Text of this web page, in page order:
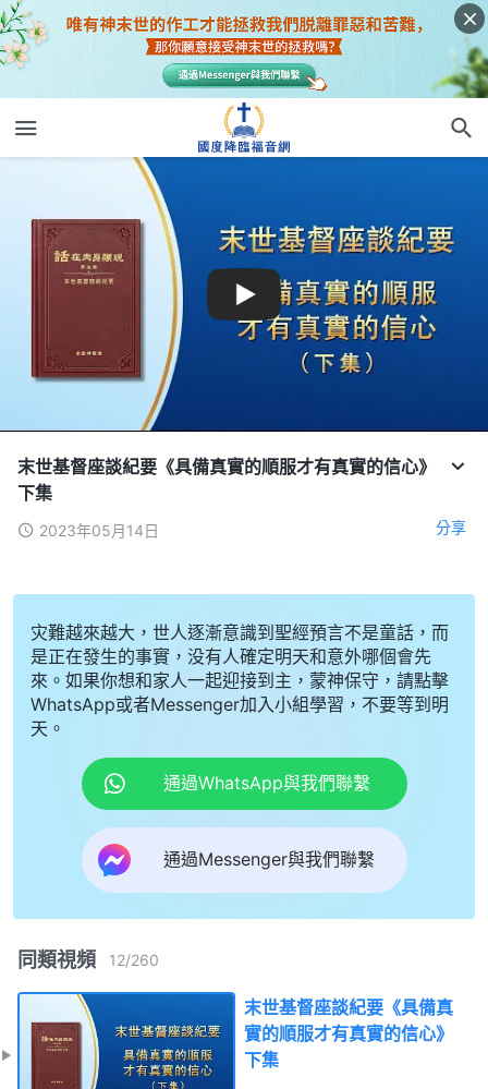
末世基督座談紀要《具備真實的順服才有真實的信心》
下集
2023年05月14日 分享
灾難越來越大，世人逐漸意識到聖經預言不是童話，而
是正在發生的事實，没有人確定明天和意外哪個會先
來。如果你想和家人一起迎接到主，蒙神保守，請點擊
WhatsApp或者Messenger加入小組學習，不要等到明
天。
通過WhatsApp與我們聯繫
通過Messenger與我們聯繫
同類視頻 12/260
末世基督座談紀要《具備真
實的順服才有真實的信心》
下集